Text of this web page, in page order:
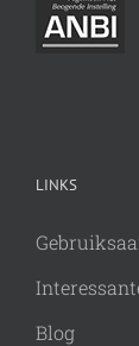
LINKS
Blog